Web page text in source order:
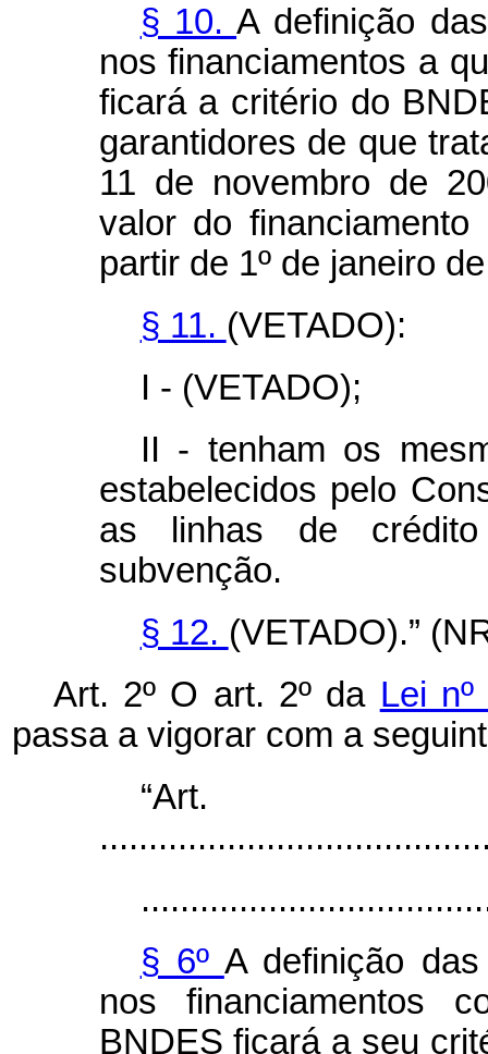
§ 10.A definição
nos financiamentos a
ficará a critério do
garantidores de que
11 de novembro de
valor do
partir de 1º de janeiro
§ 11. (VETADO):
I - (VETADO);
II - tenham os
estabelecidos pelo
as linhas de
subvenção.
§ 12. (VETADO).”
Art. 2º O art. 2º da Lei
passa a vigorar com a
§ 6º A definição
nos financiamentos
BNDES ficará a seu